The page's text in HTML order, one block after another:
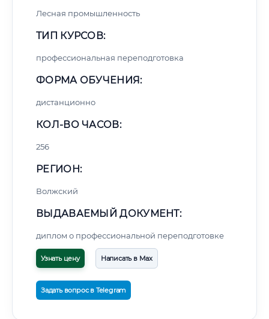
Лесная промышленность
ТИП КУРСОВ:
профессиональная переподготовка
ФОРМА ОБУЧЕНИЯ:
дистанционно
КОЛ-ВО ЧАСОВ:
256
РЕГИОН:
Волжский
ВЫДАВАЕМЫЙ ДОКУМЕНТ:
диплом о профессиональной переподготовке
Узнать цену Написать в Max
Задать вопрос в Telegram